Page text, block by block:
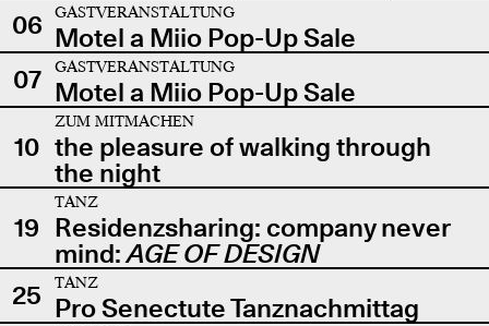
06
GASTVERANSTALTUNG
Motel a Miio Pop-Up Sale
07
GASTVERANSTALTUNG
Motel a Miio Pop-Up Sale
10
ZUM MITMACHEN
the pleasure of walking through
the night
19
TANZ
Residenzsharing: company never
mind:AGE OF DESIGN
25
TANZ
Pro Senectute Tanznachmittag